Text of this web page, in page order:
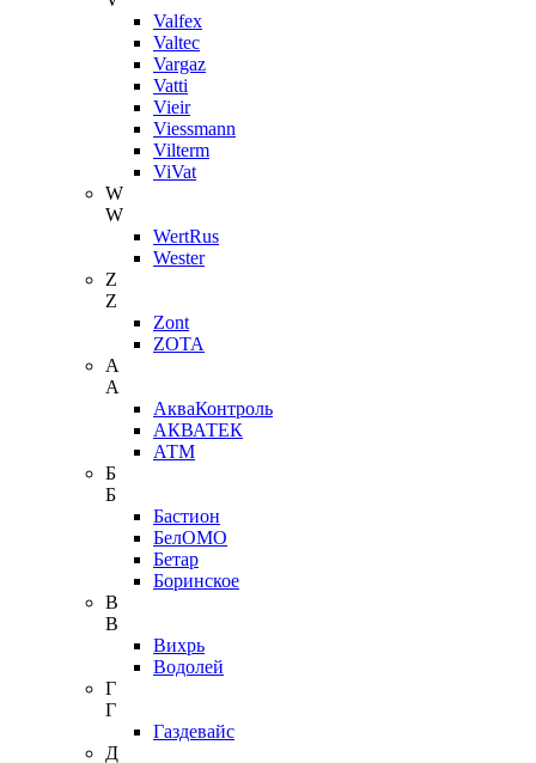
Valfex
Valtec
Vargaz
Vatti
Vieir
Viessmann
Vilterm
ViVat
W
W
WertRus
Wester
Z
Z
Zont
ZOTA
А
А
АкваКонтроль
АКВАТЕК
АТМ
Б
Б
Бастион
БелОМО
Бетар
Боринское
В
В
Вихрь
Водолей
Г
Г
Газдевайс
Д